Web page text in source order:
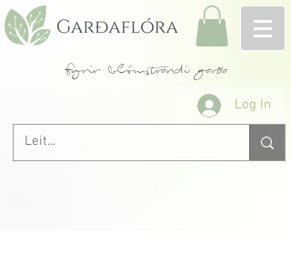
fyrir blómstrandi garða
Log In